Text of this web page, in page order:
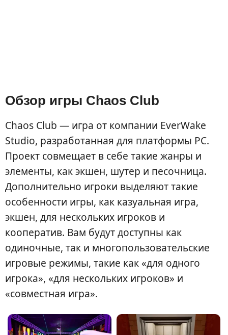
Обзор игры Chaos Club
Chaos Club — игра от компании EverWake
Studio, разработанная для платформы PC.
Проект совмещает в себе такие жанры и
элементы, как экшен, шутер и песочница.
Дополнительно игроки выделяют такие
особенности игры, как казуальная игра,
экшен, для нескольких игроков и
кооператив. Вам будут доступны как
одиночные, так и многопользовательские
игровые режимы, такие как «для одного
игрока», «для нескольких игроков» и
«совместная игра».